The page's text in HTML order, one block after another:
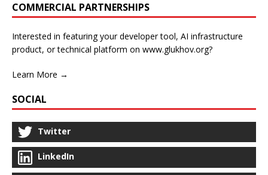
COMMERCIAL PARTNERSHIPS
Interested in featuring your developer tool, AI infrastructure
product, or technical platform on www.glukhov.org?
Learn More →
SOCIAL
Twitter
LinkedIn